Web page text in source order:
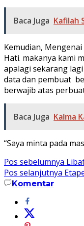
Baca Juga Kafilah
Kemudian,
Hati. makanya kami
apalagi sekarang
data dan pembuat
berwajib atas
Baca Juga Kalma
“Saya minta pada
Navigasi
pos
Pos sebelumnya
Pos selanjutnya
Komentar